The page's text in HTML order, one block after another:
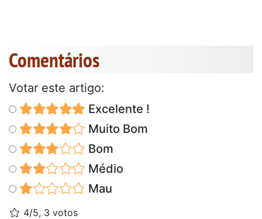
Comentários
Votar este artigo:
Excelente !
Muito Bom
Bom
Médio
Mau
4/5, 3 votos